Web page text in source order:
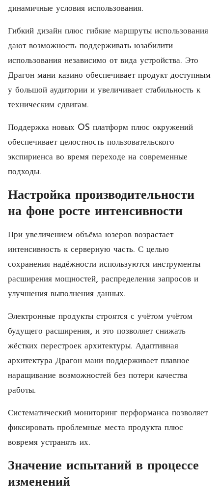
динамичные условия использования.
Гибкий дизайн плюс гибкие маршруты использования
дают возможность поддерживать юзабилити
использования независимо от вида устройства. Это
Драгон мани казино обеспечивает продукт доступным
у большой аудитории и увеличивает стабильность к
техническим сдвигам.
Поддержка новых OS платформ плюс окружений
обеспечивает целостность пользовательского
экспириенса во время переходе на современные
подходы.
Настройка производительности
на фоне росте интенсивности
При увеличением объёма юзеров возрастает
интенсивность к серверную часть. С целью
сохранения надёжности используются инструменты
расширения мощностей, распределения запросов и
улучшения выполнения данных.
Электронные продукты строятся с учётом учётом
будущего расширения, и это позволяет снижать
жёстких перестроек архитектуры. Адаптивная
архитектура Драгон мани поддерживает плавное
наращивание возможностей без потери качества
работы.
Систематический мониторинг перформанса позволяет
фиксировать проблемные места продукта плюс
вовремя устранять их.
Значение испытаний в процессе
изменений